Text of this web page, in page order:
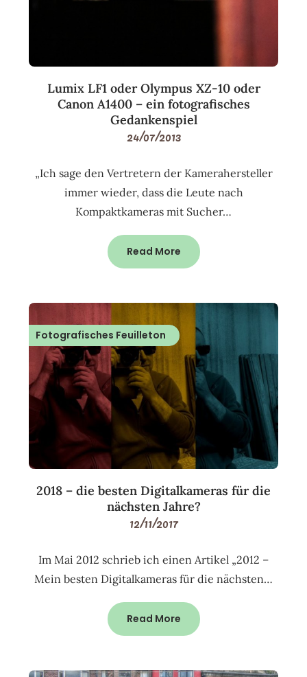
Lumix LF1 oder Olympus XZ-10 oder
Canon A1400 – ein fotografisches
Gedankenspiel
24/07/2013
„Ich sage den Vertretern der Kamerahersteller
immer wieder, dass die Leute nach
Kompaktkameras mit Sucher…
Read More
Fotografisches Feuilleton
2018 – die besten Digitalkameras für die
nächsten Jahre?
12/11/2017
Im Mai 2012 schrieb ich einen Artikel „2012 –
Mein besten Digitalkameras für die nächsten…
Read More